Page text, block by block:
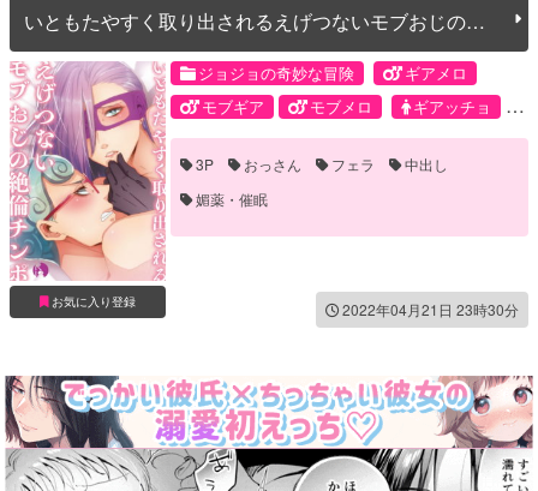
いともたやすく取り出されるえげつないモブおじの絶
お気に入り登録
ジョジョの奇妙な冒険
ギアメロ
モブギア
モブメロ
ギアッチョ
メローネ
モブ
3P おっさん フェラ
中出し
媚薬・催眠
2022年04月21日 23時30分